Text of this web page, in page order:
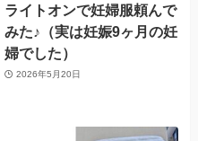
ライトオンで妊婦服頼んで
みた♪（実は妊娠9ヶ月の妊
婦でした）
2026年5月20日